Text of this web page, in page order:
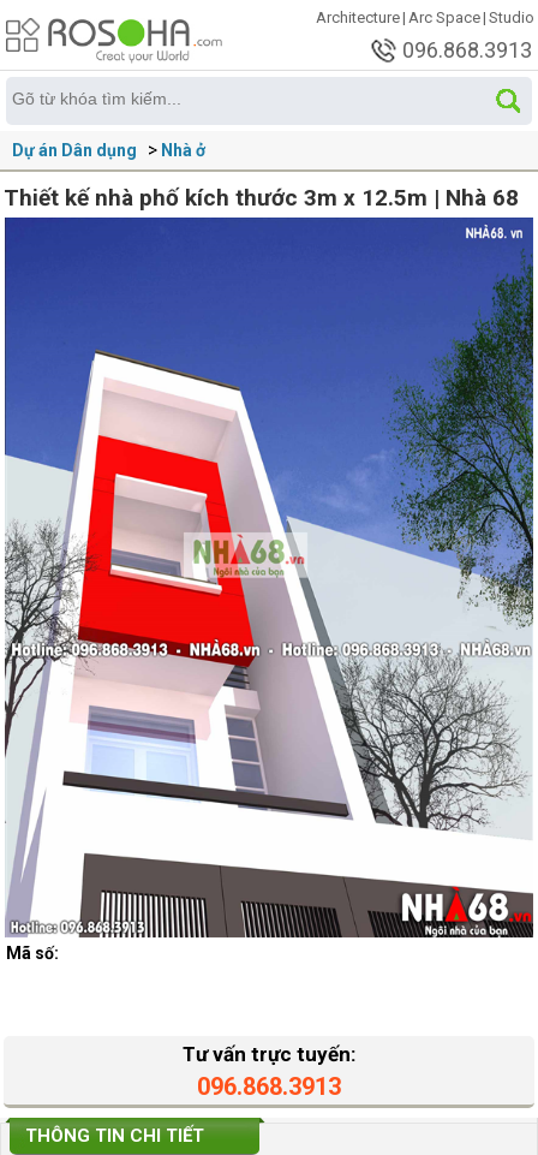
Architecture| Arc Space| Studio
096.868.3913
Dự án Dân dụng Nhà ở
Thiết kế nhà phố kích thước 3m x 12.5m | Nhà 68
Mã số:
Tư vấn trực tuyến:
096.868.3913
THÔNG TIN CHI TIẾT